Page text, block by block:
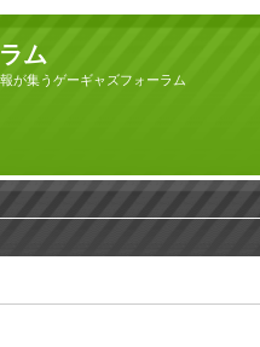
ム
が集うゲーギャズフォーラム